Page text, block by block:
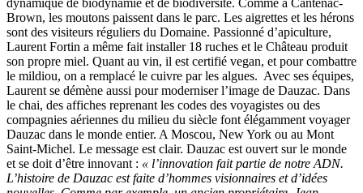
Brown, les moutons paissent dans le parc. Les aigrettes et les hérons
sont des visiteurs réguliers du Domaine. Passionné d’apiculture,
Laurent Fortin a même fait installer 18 ruches et le Château produit
son propre miel. Quant au vin, il est certifié vegan, et pour combattre
le mildiou, on a remplacé le cuivre par les algues. Avec ses équipes,
Laurent se démène aussi pour moderniser l’image de Dauzac. Dans
le chai, des affiches reprenant les codes des voyagistes ou des
compagnies aériennes du milieu du siècle font élégamment voyager
Dauzac dans le monde entier. A Moscou, New York ou au Mont
Saint-Michel. Le message est clair. Dauzac est ouvert sur le monde
et se doit d’être innovant : « l’innovation fait partie de notre ADN.
L’histoire de Dauzac est faite d’hommes visionnaires et d’idées